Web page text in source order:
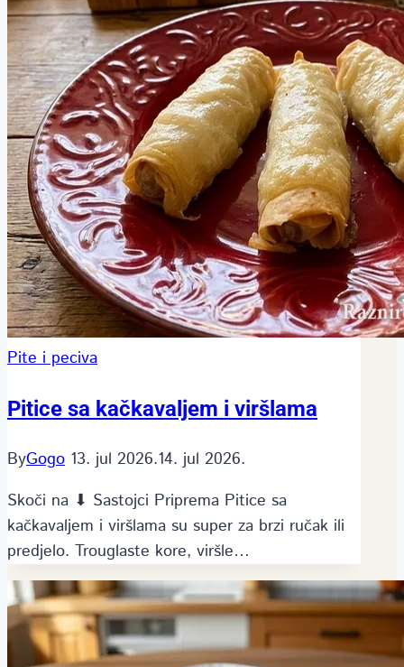
Pite i peciva
Pitice sa kačkavaljem i viršlama
ByGogo 13. jul 2026.14. jul 2026.
Skoči na ⬇ Sastojci Priprema Pitice sa
kačkavaljem i viršlama su super za brzi ručak ili
predjelo. Trouglaste kore, viršle…